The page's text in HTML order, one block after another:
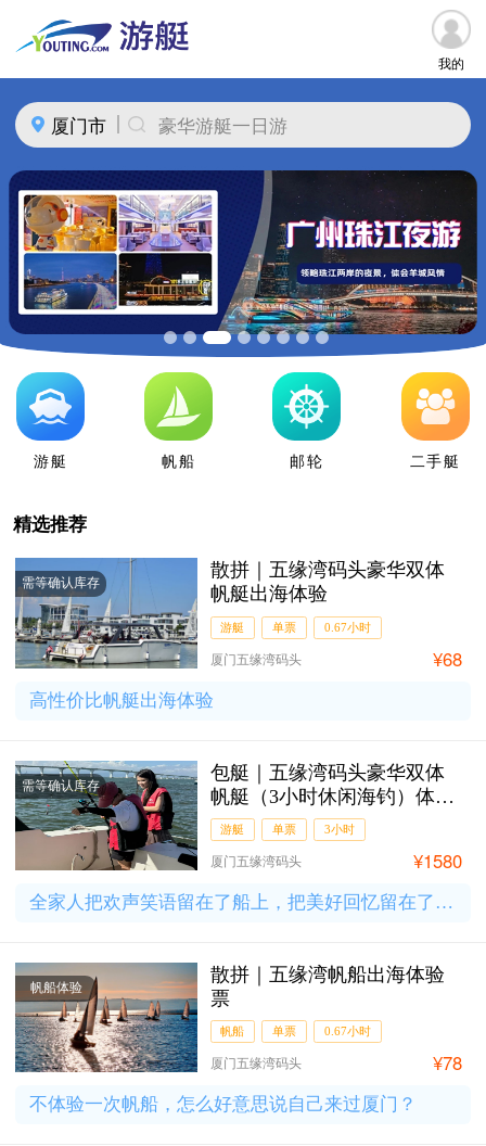
我的
厦门市 豪华游艇一日游
游艇 帆船 邮轮 二手艇
精选推荐
需等确认库存
散拼｜五缘湾码头豪华双体
帆艇出海体验
游艇 单票 0.67小时
厦门五缘湾码头 ¥68
高性价比帆艇出海体验
需等确认库存
包艇｜五缘湾码头豪华双体
帆艇（3小时休闲海钓）体验
（核载10人）
游艇 单票 3小时
厦门五缘湾码头 ¥1580
全家人把欢声笑语留在了船上，把美好回忆留在了心里
帆船体验
散拼｜五缘湾帆船出海体验
票
帆船 单票 0.67小时
厦门五缘湾码头 ¥78
不体验一次帆船，怎么好意思说自己来过厦门？